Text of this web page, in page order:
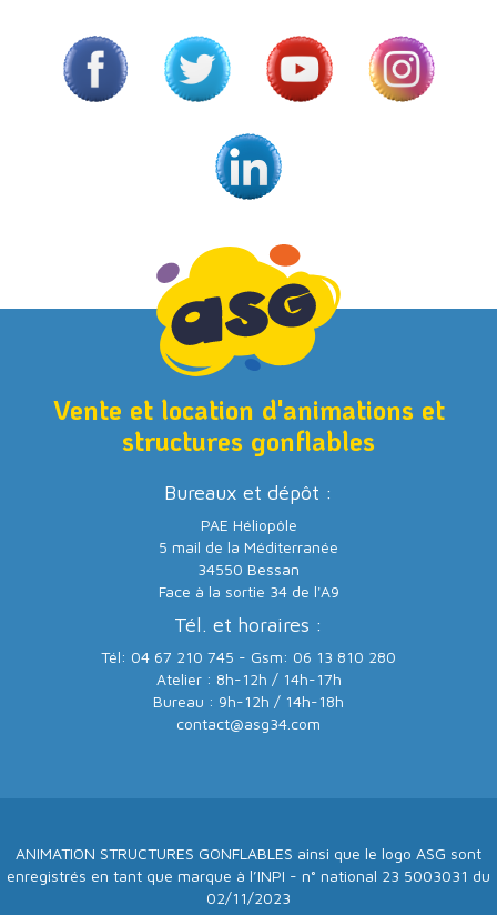
Vente et location d'animations et
structures gonflables
Bureaux et dépôt :
PAE Héliopôle
5 mail de la Méditerranée
34550 Bessan
Face à la sortie 34 de l'A9
Tél. et horaires :
Tél: 04 67 210 745 - Gsm: 06 13 810 280
Atelier : 8h-12h / 14h-17h
Bureau : 9h-12h / 14h-18h
contact@asg34.com
ANIMATION STRUCTURES GONFLABLES ainsi que le logo ASG sont
enregistrés en tant que marque à l’INPI - n° national 23 5003031 du
02/11/2023